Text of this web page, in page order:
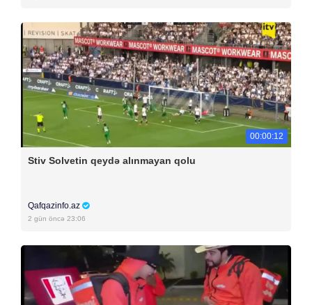
00:00:12
Stiv Solvetin qeydə alınmayan qolu
Qafqazinfo.az
2 gün öncə 23:06